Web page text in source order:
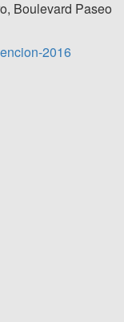
Boulevard Paseo
2016